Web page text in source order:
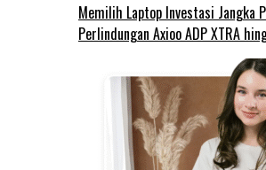
Memilih Laptop Investasi Jangka
Perlindungan Axioo ADP XTRA